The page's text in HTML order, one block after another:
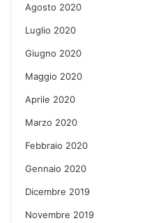
Agosto 2020
Luglio 2020
Giugno 2020
Maggio 2020
Aprile 2020
Marzo 2020
Febbraio 2020
Gennaio 2020
Dicembre 2019
Novembre 2019